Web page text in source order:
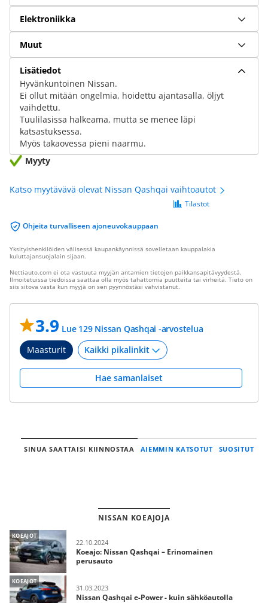
Elektroniikka
Muut
Lisätiedot
Hyvänkuntoinen Nissan.
Ei ollut mitään ongelmia, hoidettu ajantasalla, öljyt
vaihdettu.
Tuulilasissa halkeama, mutta se menee läpi
katsastuksessa.
Myös takaovessa pieni naarmu.
Myyty
Katso myytävävä olevat Nissan Qashqai vaihtoautot
Ohjeita turvalliseen ajoneuvokauppaan
Tilastot
Yksityishenkilöiden välisessä kaupankäynnissä sovelletaan kauppalakia
kuluttajansuojalain sijaan.
Nettiauto.com ei ota vastuuta myyjän antamien tietojen paikkansapitävyydestä.
Ilmoitetuissa tiedoissa saattaa olla myös tahattomia puutteita tai virheitä. Tieto on
siis sitova vasta kun myyjä on sen pyynnöstäsi vahvistanut.
3.9 Lue 129 Nissan Qashqai -arvostelua
Maasturit
Hae samanlaiset
SINUA SAATTAISI KIINNOSTAA AIEMMIN KATSOTUT SUOSITUT
NISSAN KOEAJOJA
KOEAJOT
22.10.2024
Koeajo: Nissan Qashqai – Erinomainen
perusauto
KOEAJOT
31.03.2023
Nissan Qashqai e-Power - kuin sähköautolla